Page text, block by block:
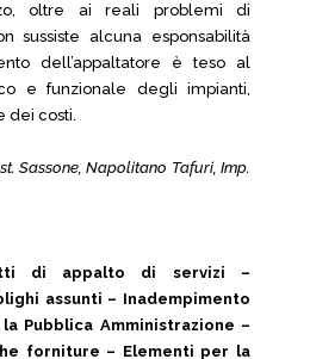
oltre ai reali problemi di
sussiste alcuna esponsabilità
dell’appaltatore è teso al
e funzionale degli impianti,
dei costi.
Sassone, Napolitano Tafuri, Imp.
di appalto di servizi –
assunti – Inadempimento
Pubblica Amministrazione –
forniture – Elementi per la